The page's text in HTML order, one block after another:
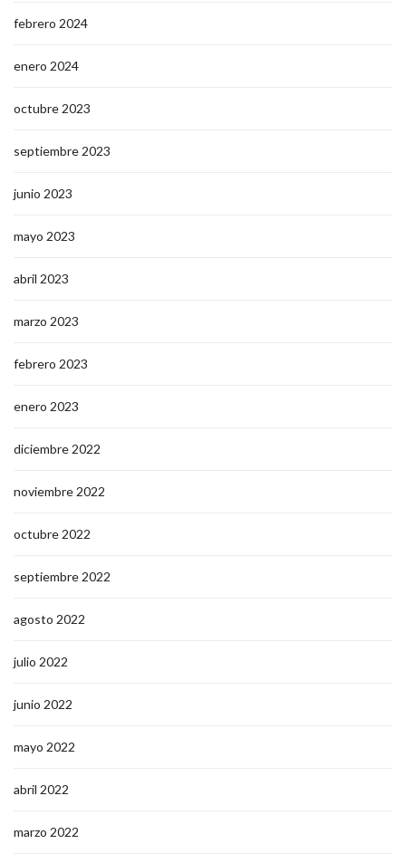
febrero 2024
enero 2024
octubre 2023
septiembre 2023
junio 2023
mayo 2023
abril 2023
marzo 2023
febrero 2023
enero 2023
diciembre 2022
noviembre 2022
octubre 2022
septiembre 2022
agosto 2022
julio 2022
junio 2022
mayo 2022
abril 2022
marzo 2022